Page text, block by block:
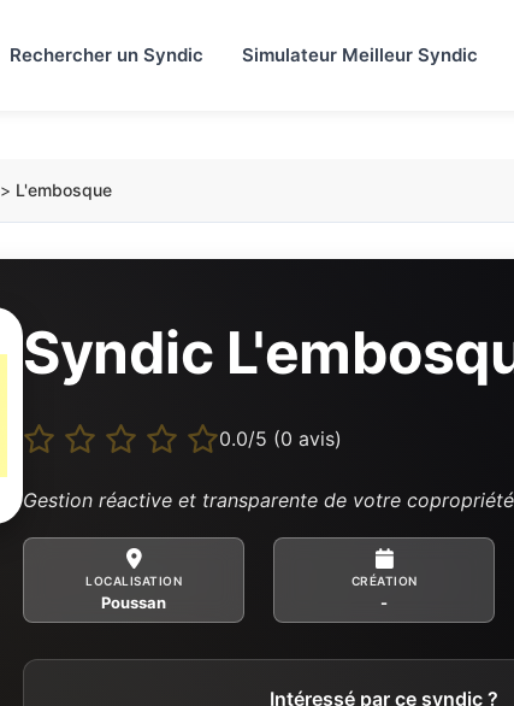
Rechercher un Syndic Simulateur Meilleur Syndic
> L'embosque
Syndic
0.0/5 (0 avis)
Gestion réactive et transparente de votre
LOCALISATION
Poussan
CRÉATION
-
Intéressé par ce syndic ?